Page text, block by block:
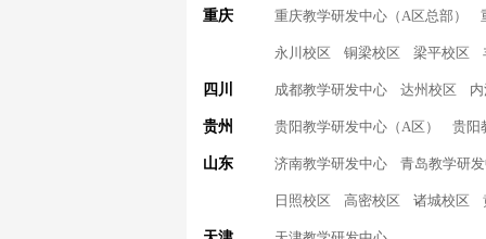
重庆 重庆教学研发中心（A区总部）
永川校区 铜梁校区 梁平校区
四川 成都教学研发中心 达州校区
贵州 贵阳教学研发中心（A区） 贵阳
山东 济南教学研发中心 青岛教学研
日照校区 高密校区 诸城校区